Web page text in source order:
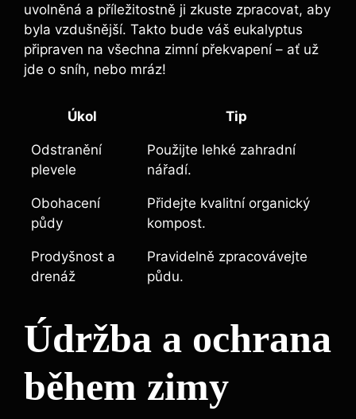
uvolněná a příležitostně ji zkuste zpracovat, aby
byla vzdušnější. Takto bude váš eukalyptus
připraven na všechna zimní překvapení – ať už
jde o sníh, nebo mráz!
Úkol Tip
Odstranění
plevele
Použijte lehké zahradní
nářadí.
Obohacení
půdy
Přidejte kvalitní organický
kompost.
Prodyšnost a
drenáž
Pravidelně zpracovávejte
půdu.
Údržba a ochrana
během zimy